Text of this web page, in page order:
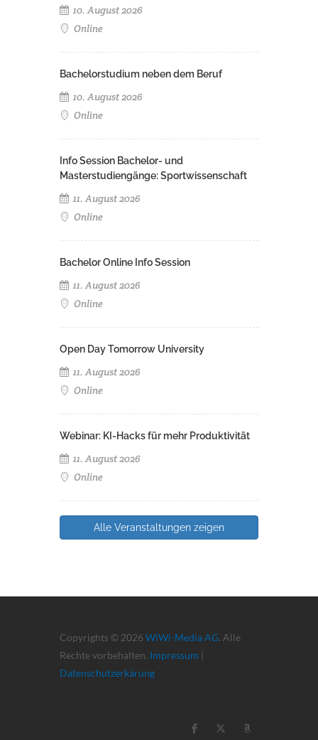
10. August 2026
Online
Bachelorstudium neben dem Beruf
10. August 2026
Online
Info Session Bachelor- und
Masterstudiengänge: Sportwissenschaft
11. August 2026
Online
Bachelor Online Info Session
11. August 2026
Online
Open Day Tomorrow University
11. August 2026
Online
Webinar: KI-Hacks für mehr Produktivität
11. August 2026
Online
Alle Veranstaltungen zeigen
Copyrights © 2026 WiWi-Media AG. Alle
Rechte vorbehalten. Impressum |
Datenschutzerkärung